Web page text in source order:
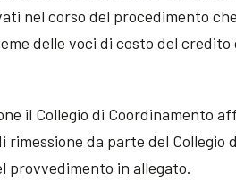
nel corso del procedimento
delle voci di costo del
il Collegio di Coordinamento
rimessione da parte del Collegio
provvedimento in allegato.